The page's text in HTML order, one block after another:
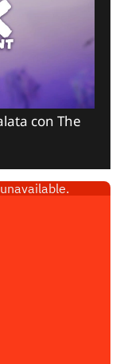
con The